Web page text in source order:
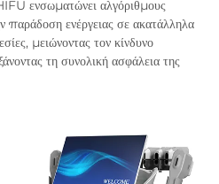
ενσωματώνει αλγόριθμους
παράδοση ενέργειας σε ακατάλληλα
μειώνοντας τον κίνδυνο
τη συνολική ασφάλεια της